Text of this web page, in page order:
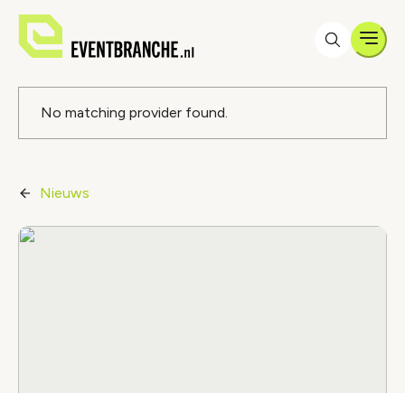
Foutmelding
No matching provider found.
Nieuws